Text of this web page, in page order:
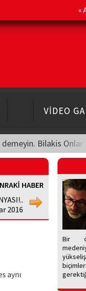
«
VİDEO
Bilakis
HABER
2016
aynı
Bir